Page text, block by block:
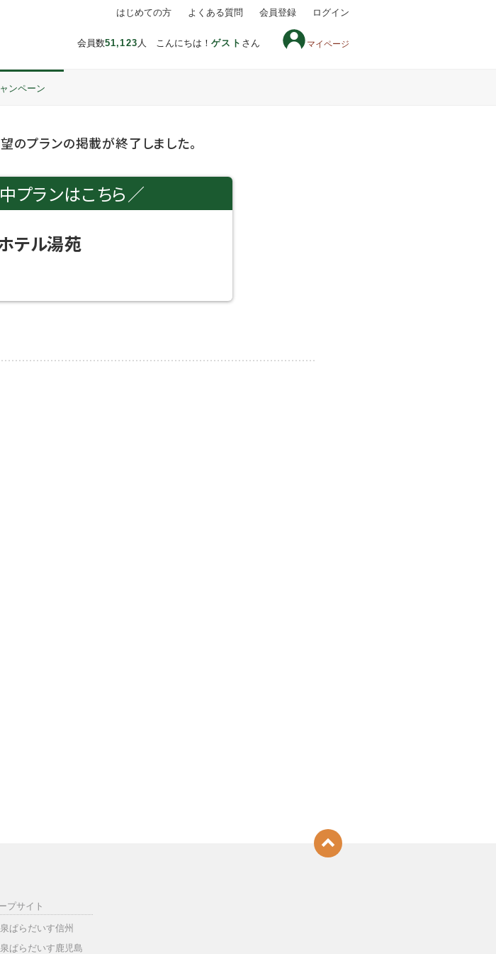
会員数51,123 人 こんにちは！ゲスト さん マイページ
はじめての方 よくある質問 会員登録 ログイン
ンペーン
のプランの掲載が終了しました。
プランはこちら／
テル湯苑
プサイト
ぱらだいす信州
ぱらだいす鹿児島